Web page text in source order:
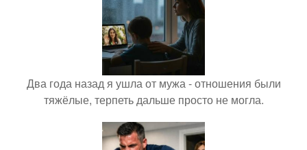
Два года назад я ушла от мужа - отношения были
тяжёлые, терпеть дальше просто не могла.